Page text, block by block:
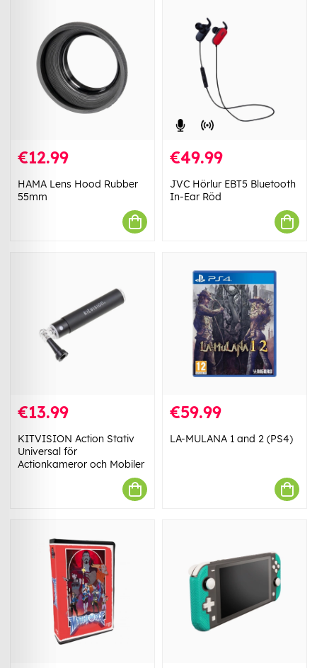
€12.99
HAMA Lens Hood Rubber
55mm
€49.99
JVC Hörlur EBT5 Bluetooth
In-Ear Röd
€13.99
KITVISION Action Stativ
Universal för
Actionkameror och Mobiler
€59.99
LA-MULANA 1 and 2 (PS4)